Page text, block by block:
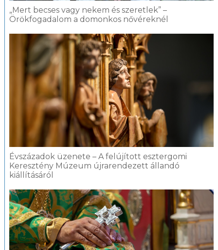
„Mert becses vagy nekem és szeretlek” –
Örökfogadalom a domonkos nővéreknél
Évszázadok üzenete – A felújított esztergomi
Keresztény Múzeum újrarendezett állandó
kiállításáról